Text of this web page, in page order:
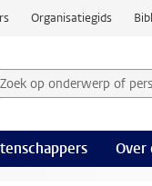
Organisatiegids
op onderwerp
Over